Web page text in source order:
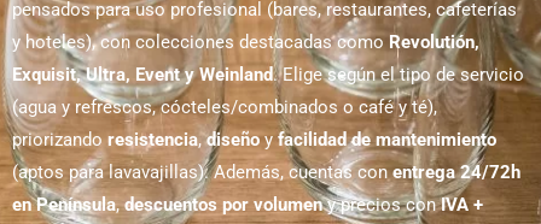
pensados para uso profesional (bares, restaurantes, cafeterías
y hoteles), con colecciones destacadas como Revolutión,
Exquisit, Ultra, Event y Weinland. Elige según el tipo de servicio
(agua y refrescos, cócteles/combinados o café y té),
priorizandoresistencia,diseñoyfacilidad de mantenimiento
(aptos para lavavajillas). Además, cuentas conentrega 24/72h
en Península,descuentos por volumeny precios conIVA +